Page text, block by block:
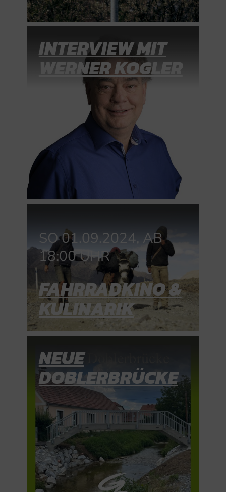
INTERVIEW MIT
WERNER KOGLER
SO 01.09.2024, AB
18:00 UHR
FAHRRADKINO &
KULINARIK
NEUE
DOBLERBRÜCKE